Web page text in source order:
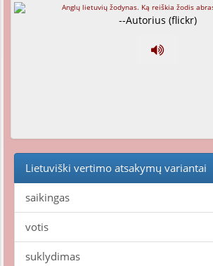
--Autorius (flickr)
Lietuviški vertimo atsakymų variantai
saikingas
votis
suklydimas